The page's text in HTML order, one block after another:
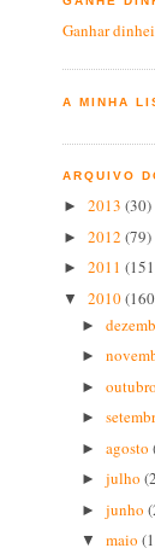
Ganhar
A MINHA
ARQUIVO
► 2013 (30)
► 2012 (79)
► 2011
▼ 2010
►
►
►
►
►agosto
►julho
►junho
▼maio